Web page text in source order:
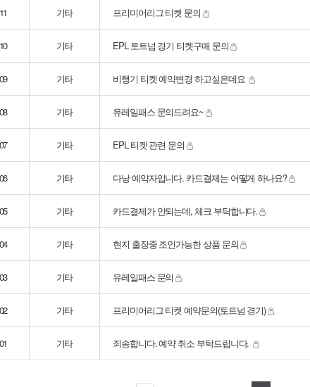
기타 프리미어리그 티켓 문의
기타 EPL 토트넘 경기 티켓구매 문의
기타 비행기 티켓 예약변경 하고싶은데요
기타 유레일패스 문의드려요~
기타 EPL 티켓 관련 문의
기타 다낭 예약자입니다. 카드결제는 어떻게 하나요?
기타 카드결제가 안되는데, 체크 부탁합니다.
기타 현지 출장중 조인가능한 상품 문의
기타 유레일패스 문의
기타 프리미어리그 티켓 예약문의(토트넘 경기)
기타 죄송합니다. 예약 취소 부탁드립니다.